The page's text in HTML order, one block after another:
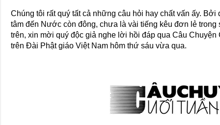
Chúng tôi rất quý tất cả những câu hỏi hay chất vấn ấy.
tâm đến Nước còn đông, chưa là vài tiếng kêu đơn lẻ
trên, xin mời quý độc giả nghe lời hồi đáp qua Câu
trên Đài Phật giáo Việt Nam hôm thứ sáu vừa qua.